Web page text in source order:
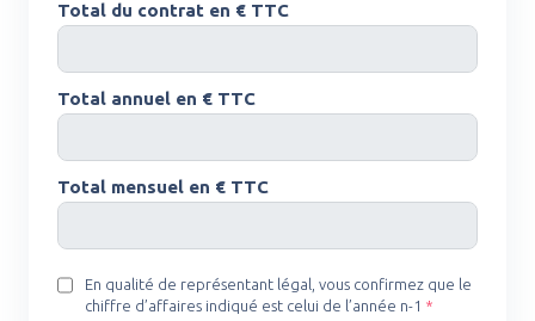
Total du contrat en € TTC
Total annuel en € TTC
Total mensuel en € TTC
En qualité de représentant légal, vous confirmez que le
chiffre d’affaires indiqué est celui de l’année n-1 *